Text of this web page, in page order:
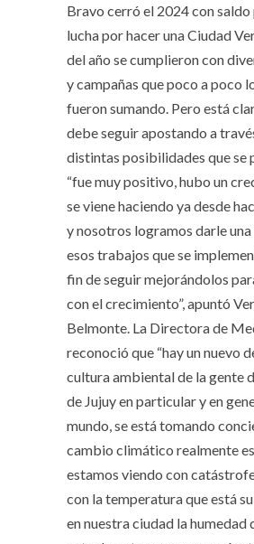
Bravo cerró el 2024 con
lucha por hacer una Ciudad
del año se cumplieron con
y campañas que poco a poco
fueron sumando. Pero está
debe seguir apostando a
distintas posibilidades que se
“fue muy positivo, hubo un
se viene haciendo ya desde
y nosotros logramos darle
esos trabajos que se
fin de seguir mejorándolos
con el crecimiento”, apuntó
Belmonte. La Directora de
reconoció que “hay un nuevo
cultura ambiental de la gente
de Jujuy en particular y en
mundo, se está tomando
cambio climático realmente
estamos viendo con
con la temperatura que está
en nuestra ciudad la humedad